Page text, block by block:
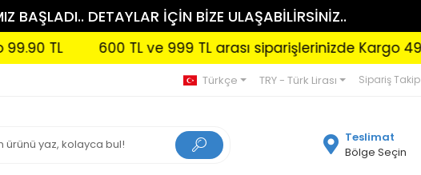
BAŞLADI.. DETAYLAR İÇİN BİZE ULAŞABİLİRSİNİZ..
600 TL ve 999 TL arası siparişlerinizde Kargo 49.90 TL
Türkçe TRY - Türk Lirası Sipariş Takip
Teslimat
Bölge Seçin